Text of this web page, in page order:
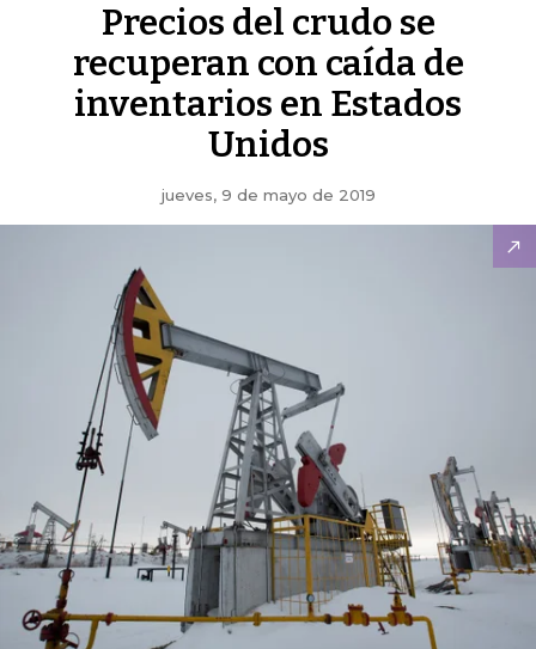
Precios del crudo se
recuperan con caída de
inventarios en Estados
Unidos
jueves, 9 de mayo de 2019